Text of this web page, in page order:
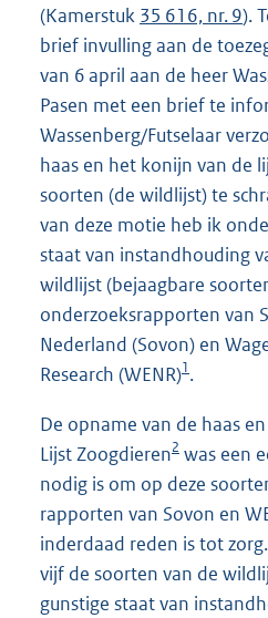
(Kamerstuk 35 616, nr. 9).
brief invulling aan de
van 6 april aan de heer
Pasen met een brief te
Wassenberg/Futselaar
haas en het konijn van de
soorten (de wildlijst) te
van deze motie heb ik
staat van instandhouding
wildlijst (bejaagbare
onderzoeksrapporten van
Nederland (Sovon) en
Research (WENR)1.
De opname van de haas
Lijst Zoogdieren2 was een
nodig is om op deze
rapporten van Sovon en
inderdaad reden is tot
vijf de soorten van de
gunstige staat van